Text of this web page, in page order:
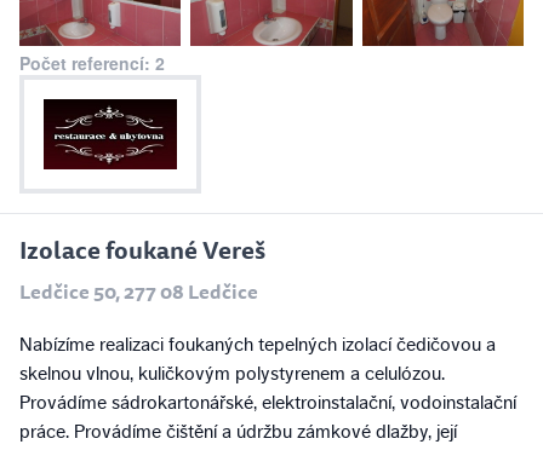
Počet referencí: 2
Izolace foukané Vereš
Ledčice 50, 277 08 Ledčice
Nabízíme realizaci foukaných tepelných izolací čedičovou a
skelnou vlnou, kuličkovým polystyrenem a celulózou.
Provádíme sádrokartonářské, elektroinstalační, vodoinstalační
práce. Provádíme čištění a údržbu zámkové dlažby, její